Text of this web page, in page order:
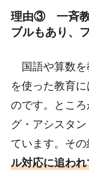
理由③ 一斉教
ブルもあり、
国語や算数を
を使った教育
のです。とこ
グ・アシスタ
ています。その
ル対応に追わ